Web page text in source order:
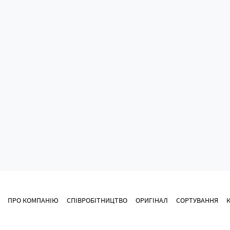
ПРО КОМПАНІЮ СПІВРОБІТНИЦТВО ОРИГІНАЛ СОРТУВАННЯ